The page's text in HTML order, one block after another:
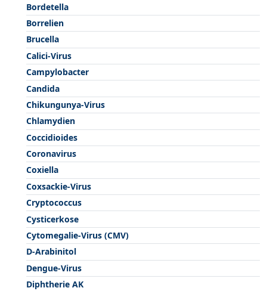
Bordetella
Borrelien
Brucella
Calici-Virus
Campylobacter
Candida
Chikungunya-Virus
Chlamydien
Coccidioides
Coronavirus
Coxiella
Coxsackie-Virus
Cryptococcus
Cysticerkose
Cytomegalie-Virus (CMV)
D-Arabinitol
Dengue-Virus
Diphtherie AK